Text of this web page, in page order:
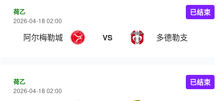
荷乙
2026-04-18 02:00
阿尔梅勒城 VS 多德勒支
已结束
荷乙
2026-04-18 02:00
已结束